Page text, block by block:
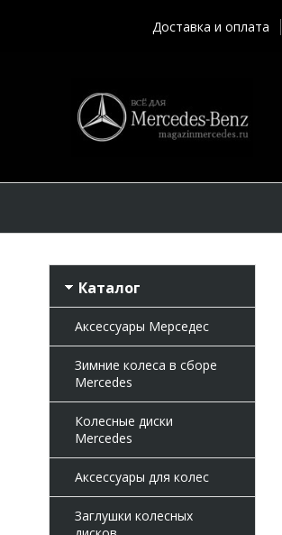
Доставка и оплата
Каталог
Аксессуары Мерседес
Зимние колеса в сборе
Mercedes
Колесные диски
Mercedes
Аксессуары для колес
Заглушки колесных